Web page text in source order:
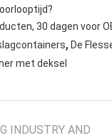
30 dagen voor
, De
met deksel
INDUSTRY AND